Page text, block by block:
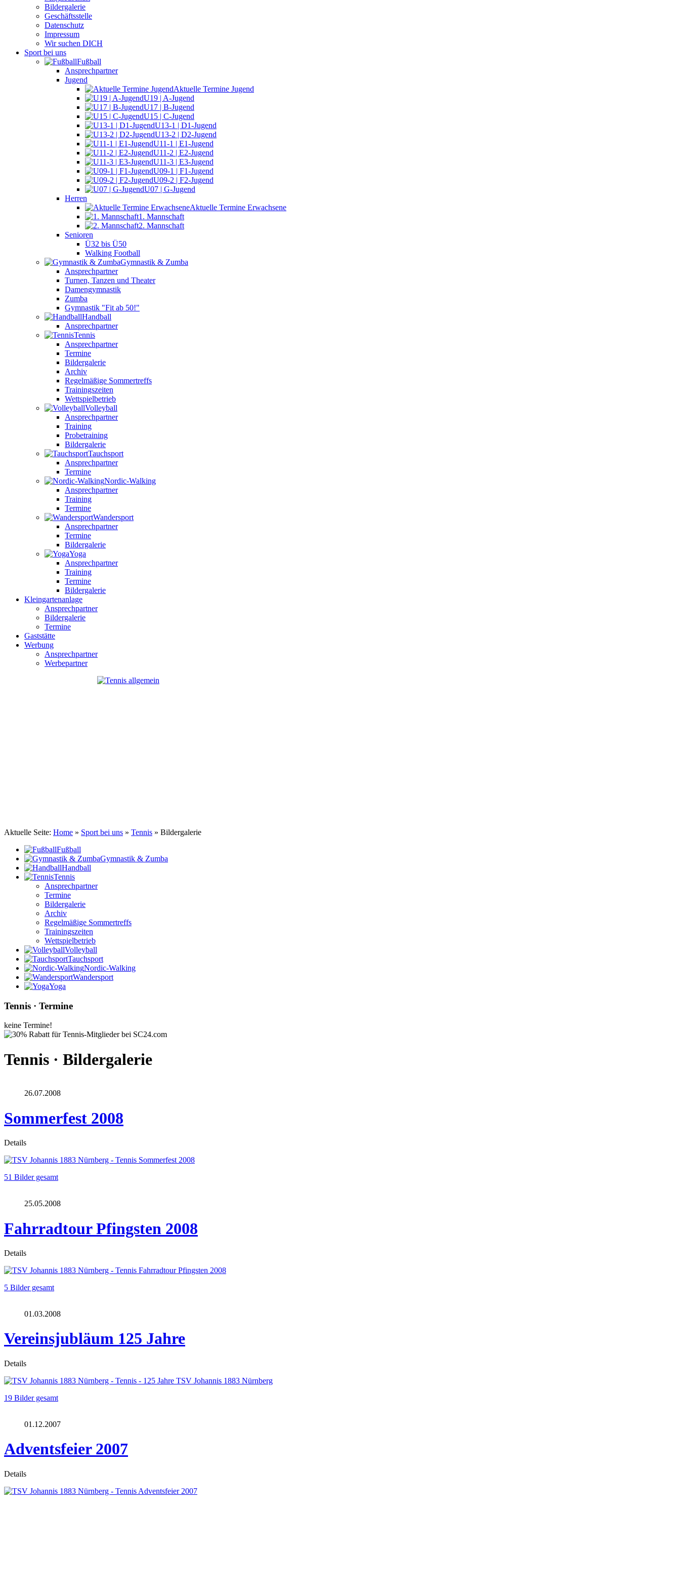
Bildergalerie
Geschäftsstelle
Datenschutz
Impressum
Wir suchen DICH
Sport bei uns
Fußball
Ansprechpartner
Jugend
Aktuelle Termine Jugend
U19 | A-Jugend
U17 | B-Jugend
U15 | C-Jugend
U13-1 | D1-Jugend
U13-2 | D2-Jugend
U11-1 | E1-Jugend
U11-2 | E2-Jugend
U11-3 | E3-Jugend
U09-1 | F1-Jugend
U09-2 | F2-Jugend
U07 | G-Jugend
Herren
Aktuelle Termine Erwachsene
1. Mannschaft
2. Mannschaft
Senioren
Ü32 bis Ü50
Walking Football
Gymnastik & Zumba
Ansprechpartner
Turnen, Tanzen und Theater
Damengymnastik
Zumba
Gymnastik "Fit ab 50!"
Handball
Ansprechpartner
Tennis
Ansprechpartner
Termine
Bildergalerie
Archiv
Regelmäßige Sommertreffs
Trainingszeiten
Wettspielbetrieb
Volleyball
Ansprechpartner
Training
Probetraining
Bildergalerie
Tauchsport
Ansprechpartner
Termine
Nordic-Walking
Ansprechpartner
Training
Termine
Wandersport
Ansprechpartner
Termine
Bildergalerie
Yoga
Ansprechpartner
Training
Termine
Bildergalerie
Kleingartenanlage
Ansprechpartner
Bildergalerie
Termine
Gaststätte
Werbung
Ansprechpartner
Werbepartner
Aktuelle Seite: Home » Sport bei uns » Tennis » Bildergalerie
Fußball
Gymnastik & Zumba
Handball
Tennis
Ansprechpartner
Termine
Bildergalerie
Archiv
Regelmäßige Sommertreffs
Trainingszeiten
Wettspielbetrieb
Volleyball
Tauchsport
Nordic-Walking
Wandersport
Yoga
Tennis · Termine
keine Termine!
Tennis · Bildergalerie
26.07.2008
Sommerfest 2008
Details
51 Bilder gesamt
25.05.2008
Fahrradtour Pfingsten 2008
Details
5 Bilder gesamt
01.03.2008
Vereinsjubläum 125 Jahre
Details
19 Bilder gesamt
01.12.2007
Adventsfeier 2007
Details